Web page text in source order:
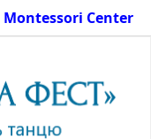
Montessori Center